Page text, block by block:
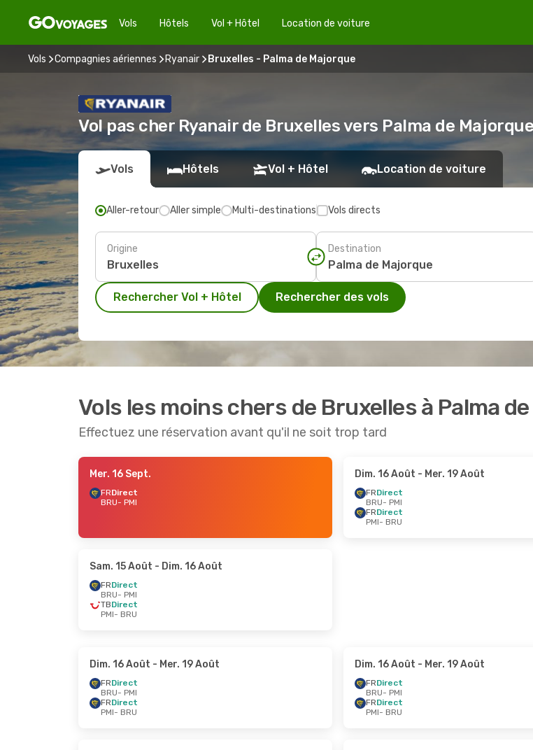
Vols Hôtels Vol + Hôtel Location de voiture
Vols Compagnies aériennes Ryanair Bruxelles - Palma de Majorque
Vol pas cher Ryanair de Bruxelles vers Palma de Majorque
Vols Hôtels Vol + Hôtel Location de voiture
Aller-retour Aller simple Multi-destinations Vols directs
Origine Destination
Rechercher Vol + Hôtel Rechercher des vols
Vols les moins chers de Bruxelles à Palma
Effectuez une réservation avant qu'il ne soit trop tard
Mer. 16 Sept.
FRDirect
BRU- PMI
Dim. 16 Août - Mer. 19 Août
FRDirect
BRU- PMI
FRDirect
PMI- BRU
Sam. 15 Août - Dim. 16 Août
FRDirect
BRU- PMI
TBDirect
PMI- BRU
Dim. 16 Août - Mer. 19 Août
FRDirect
BRU- PMI
FRDirect
PMI- BRU
Dim. 16 Août - Mer. 19 Août
FRDirect
BRU- PMI
FRDirect
PMI- BRU